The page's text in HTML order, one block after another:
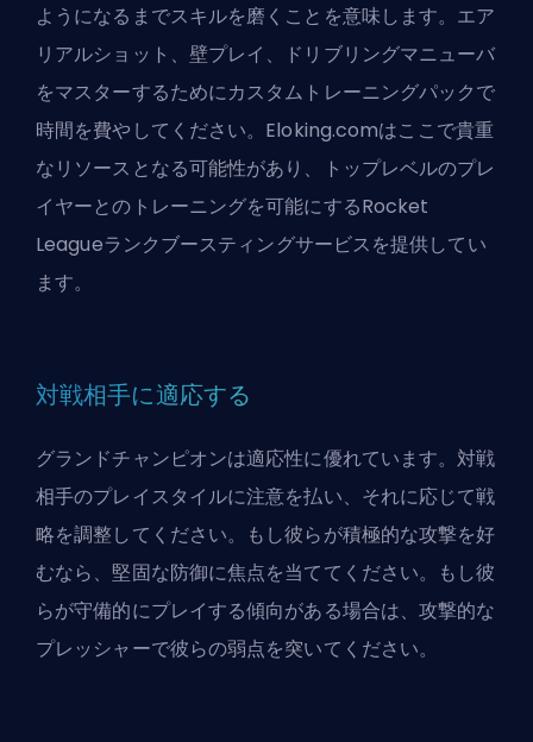
ようになるまでスキルを磨くことを意味します。エア
リアルショット、壁プレイ、ドリブリングマニューバ
をマスターするためにカスタムトレーニングパックで
時間を費やしてください。Eloking.comはここで貴重
なリソースとなる可能性があり、トップレベルのプレ
イヤーとのトレーニングを可能にするRocket
Leagueランクブースティングサービスを提供してい
ます。
対戦相手に適応する
グランドチャンピオンは適応性に優れています。対戦
相手のプレイスタイルに注意を払い、それに応じて戦
略を調整してください。もし彼らが積極的な攻撃を好
むなら、堅固な防御に焦点を当ててください。もし彼
らが守備的にプレイする傾向がある場合は、攻撃的な
プレッシャーで彼らの弱点を突いてください。